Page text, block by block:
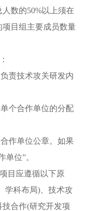
数的50%以上须在
目组主要成员数量
责技术攻关研发内
个合作单位的分配
作单位公章。如果
单位”。
目应遵循以下原
学科布局)、技术攻
合作(研究开发项